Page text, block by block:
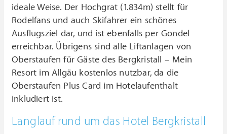
ideale Weise. Der Hochgrat (1.834m) stellt für
Rodelfans und auch Skifahrer ein schönes
Ausflugsziel dar, und ist ebenfalls per Gondel
erreichbar. Übrigens sind alle Liftanlagen von
Oberstaufen für Gäste des Bergkristall – Mein
Resort im Allgäu kostenlos nutzbar, da die
Oberstaufen Plus Card im Hotelaufenthalt
inkludiert ist.
Langlauf rund um das Hotel Bergkristall